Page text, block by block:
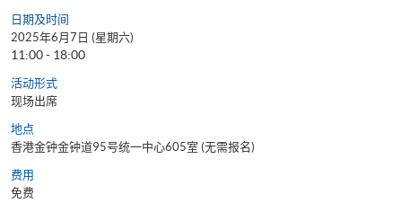
日期及时间
2025年6月7日 (星期六)
11:00 - 18:00
活动形式
现场出席
地点
香港金钟金钟道95号统一中心605室 (无需报名)
费用
免费